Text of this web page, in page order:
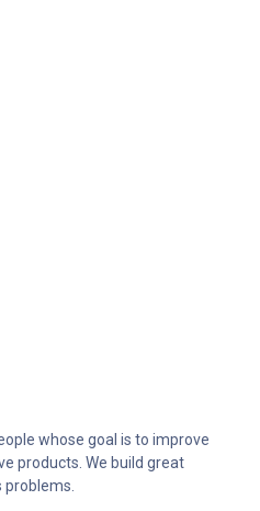
whose goal is to improve
products. We build great
problems.